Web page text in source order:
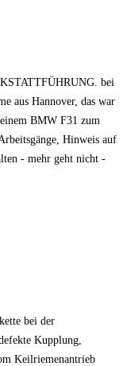
bei
aus Hannover, das war
BMW F31 zum
Hinweis auf
- mehr geht nicht -
bei der
Kupplung,
Keilriemenantrieb